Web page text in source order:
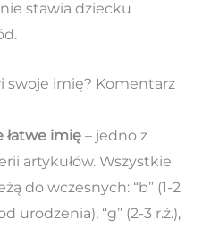
stawia dziecku
swoje imię? Komentarz
łatwe imię– jedno z
artykułów. Wszystkie
do wczesnych: “b” (1-2
urodzenia), “g” (2-3 r.ż.),